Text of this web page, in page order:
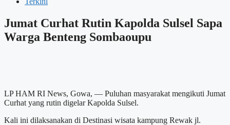
Jumat Curhat Rutin Kapolda Sulsel Sapa
Warga Benteng Sombaoupu
LP HAM RI News, Gowa, — Puluhan masyarakat mengikuti Jumat
Curhat yang rutin digelar Kapolda Sulsel.
Kali ini dilaksanakan di Destinasi wisata kampung Rewak jl.